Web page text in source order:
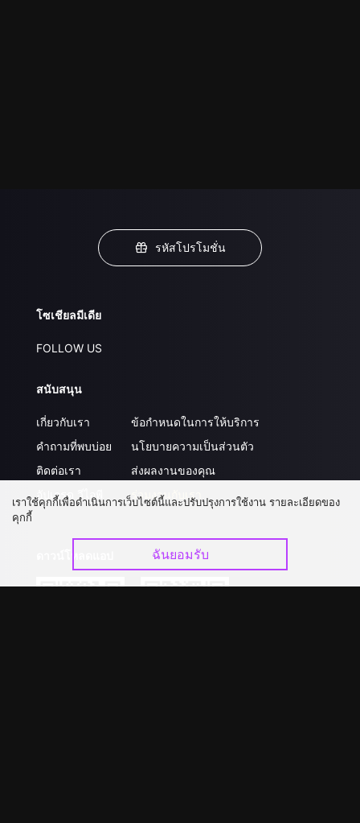
รหัสโปรโมชั่น
โซเชียลมีเดีย
FOLLOW US
สนับสนุน
เกี่ยวกับเรา
คำถามที่พบบ่อย
ติดต่อเรา
อัปเกรด วีไอพี
ข้อกำหนดในการให้บริการ
นโยบายความเป็นส่วนตัว
ส่งผลงานของคุณ
ร่วมงานกับเรา
เราใช้คุกกี้เพื่อดำเนินการเว็บไซต์นี้และปรับปรุงการใช้งาน รายละเอียดของ
คุกกี้
ฉันยอมรับ